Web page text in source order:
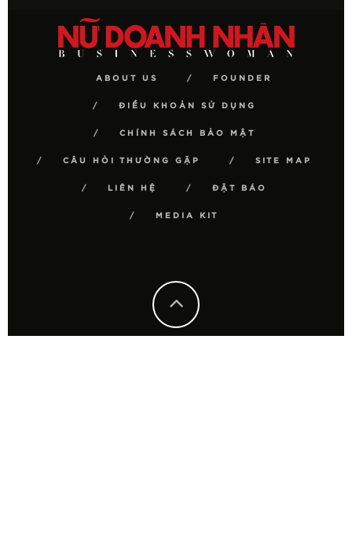
ABOUT US FOUNDER
ĐIỀU KHOẢN SỬ DỤNG
CHÍNH SÁCH BẢO MẬT
CÂU HỎI THƯỜNG GẶP SITE MAP
LIÊN HỆ ĐẶT BÁO
MEDIA KIT